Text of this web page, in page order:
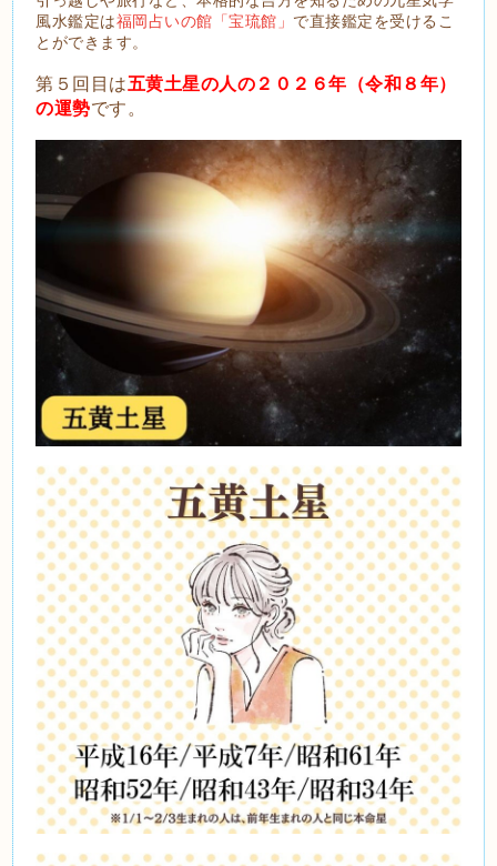
風水鑑定は福岡占いの館「宝琉館」 で直接鑑定を受けるこ
とができます。
第５回目は五黄土星の人の２０２６年（令和８年）
の運勢です。